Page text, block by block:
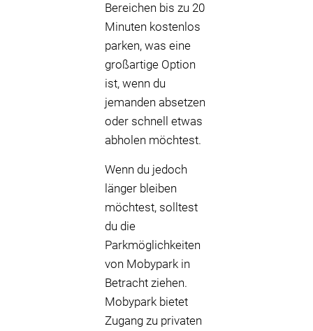
Bereichen bis zu 20
Minuten kostenlos
parken, was eine
großartige Option
ist, wenn du
jemanden absetzen
oder schnell etwas
abholen möchtest.
Wenn du jedoch
länger bleiben
möchtest, solltest
du die
Parkmöglichkeiten
von Mobypark in
Betracht ziehen.
Mobypark bietet
Zugang zu privaten